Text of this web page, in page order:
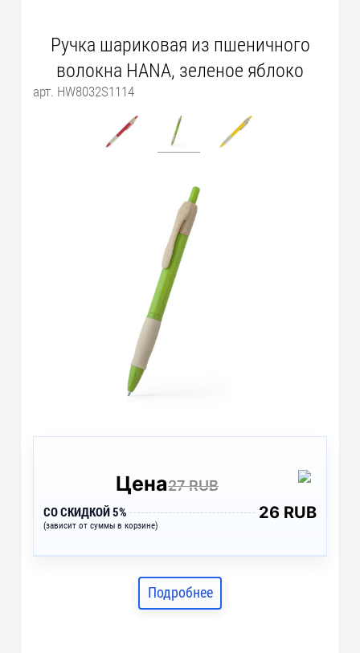
Ручка шариковая из пшеничного
волокна HANA, зеленое яблоко
арт. HW8032S1114
Цена27 RUB
СО СКИДКОЙ 5%
(зависит от суммы в корзине)
26 RUB
Подробнее